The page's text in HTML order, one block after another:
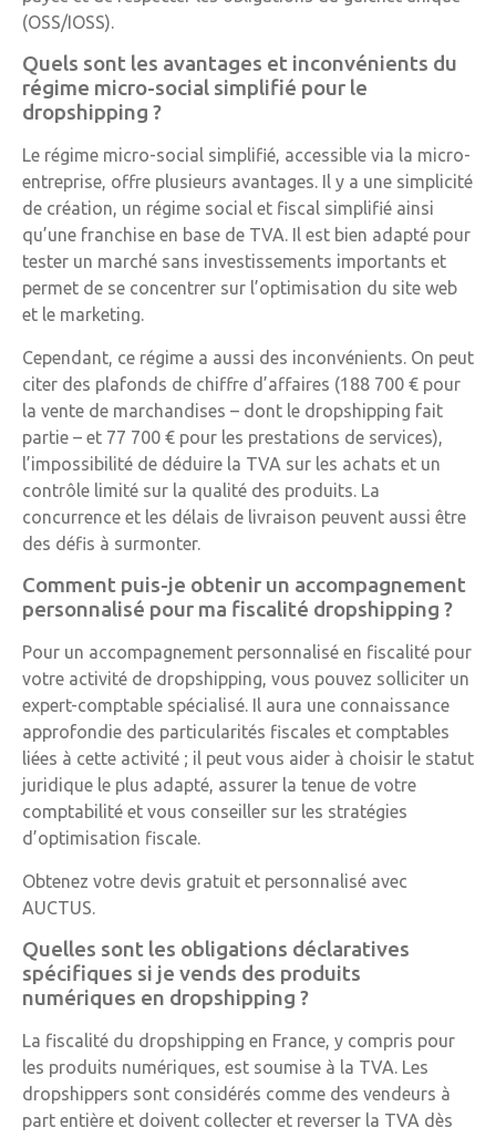
(OSS/IOSS).
Quels sont les avantages et inconvénients du
régime micro-social simplifié pour le
dropshipping ?
Le régime micro-social simplifié, accessible via la micro-
entreprise, offre plusieurs avantages. Il y a une simplicité
de création, un régime social et fiscal simplifié ainsi
qu’une franchise en base de TVA. Il est bien adapté pour
tester un marché sans investissements importants et
permet de se concentrer sur l’optimisation du site web
et le marketing.
Cependant, ce régime a aussi des inconvénients. On peut
citer des plafonds de chiffre d’affaires (188 700 € pour
la vente de marchandises – dont le dropshipping fait
partie – et 77 700 € pour les prestations de services),
l’impossibilité de déduire la TVA sur les achats et un
contrôle limité sur la qualité des produits. La
concurrence et les délais de livraison peuvent aussi être
des défis à surmonter.
Comment puis-je obtenir un accompagnement
personnalisé pour ma fiscalité dropshipping ?
Pour un accompagnement personnalisé en fiscalité pour
votre activité de dropshipping, vous pouvez solliciter un
expert-comptable spécialisé. Il aura une connaissance
approfondie des particularités fiscales et comptables
liées à cette activité ; il peut vous aider à choisir le statut
juridique le plus adapté, assurer la tenue de votre
comptabilité et vous conseiller sur les stratégies
d’optimisation fiscale.
Obtenez votre devis gratuit et personnalisé avec
AUCTUS.
Quelles sont les obligations déclaratives
spécifiques si je vends des produits
numériques en dropshipping ?
La fiscalité du dropshipping en France, y compris pour
les produits numériques, est soumise à la TVA. Les
dropshippers sont considérés comme des vendeurs à
part entière et doivent collecter et reverser la TVA dès